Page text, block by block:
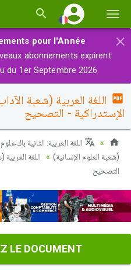
la×
pour l'Année
abonnements expirent
du 1er Septembre 2026.
الإستدراكية - التصحيح
اللغة العربية: الثانية باك
(شعبة العلوم الإنسانية)
التصحيح
LE DOCUMENT